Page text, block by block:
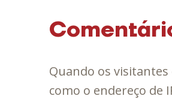
Quando os
como o endereço de